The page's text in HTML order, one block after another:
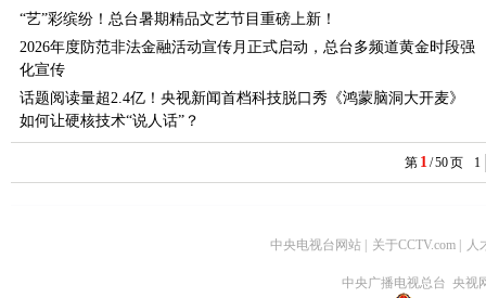
“艺”彩缤纷！总台暑期精品文艺节目重磅上新！
2026年度防范非法金融活动宣传月正式启动，总台多频道黄金时段强
化宣传
话题阅读量超2.4亿！央视新闻首档科技脱口秀《鸿蒙脑洞大开麦》
如何让硬核技术“说人话”？
第 1 /50页 1
中央电视台网站 关于CCTV.com 人
中央广播电视总台 央视